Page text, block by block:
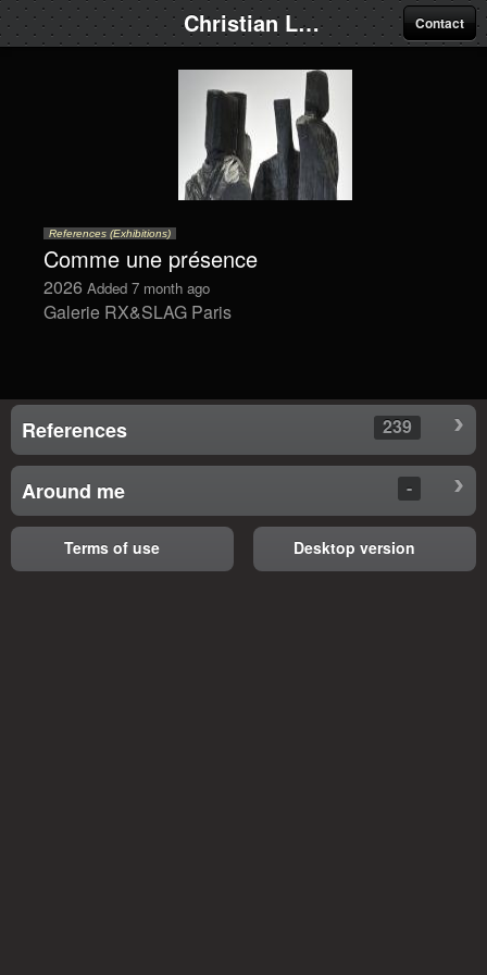
Christian Lapie Contact
References (Exhibitions)
Comme une présence
2026 Added 7 month ago
Galerie RX&SLAG Paris
References 239
Around me -
Terms of use Desktop version